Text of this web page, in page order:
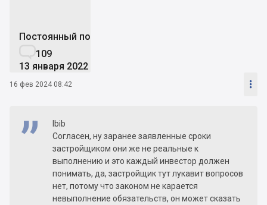
Постоянный пользователь
109
13 января 2022
16 фев 2024 08:42 
Ibib
Согласен, ну заранее заявленные сроки
застройщиком они же не реальные к
выполнению и это каждый инвестор должен
понимать, да, застройщик тут лукавит вопросов
нет, потому что законом не карается
невыполнение обязательств, он может сказать